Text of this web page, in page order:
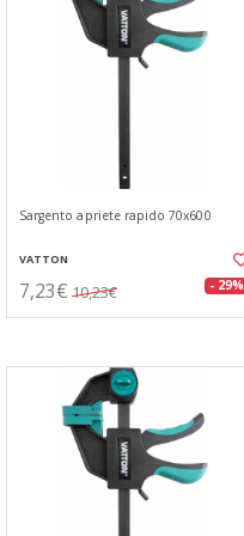
Sargento apriete rapido 70x600
VATTON
7,23€ 10,23€ - 29%